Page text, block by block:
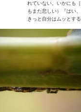
れていない。いかにも
もまた悲しい）『はい
きっと自分はムッとす